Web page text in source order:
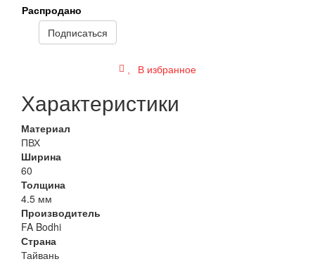
Распродано
Подписаться
В избранное
Характеристики
Материал
ПВХ
Ширина
60
Толщина
4.5 мм
Производитель
FA Bodhi
Страна
Тайвань